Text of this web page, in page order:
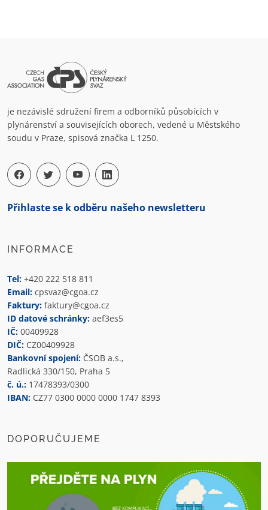
je nezávislé sdružení firem a odborníků působících v
plynárenství a souvisejících oborech, vedené u Městského
soudu v Praze, spisová značka L 1250.
Přihlaste se k odběru našeho newsletteru
INFORMACE
Tel: +420 222 518 811
Email: cpsvaz@cgoa.cz
Faktury: faktury@cgoa.cz
ID datové schránky: aef3es5
IČ: 00409928
DIČ: CZ00409928
Bankovní spojení: ČSOB a.s.,
Radlická 330/150, Praha 5
č. ú.: 17478393/0300
IBAN: CZ77 0300 0000 0000 1747 8393
DOPORUČUJEME